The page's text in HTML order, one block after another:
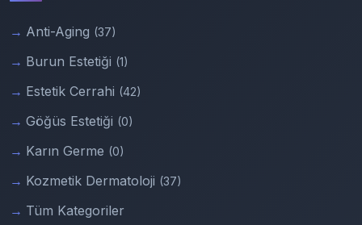
Anti-Aging (37)
Burun Estetiği (1)
Estetik Cerrahi (42)
Göğüs Estetiği (0)
Karın Germe (0)
Kozmetik Dermatoloji (37)
Tüm Kategoriler